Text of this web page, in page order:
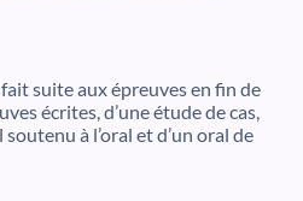
suite aux épreuves en fin de
écrites, d’une étude de cas,
à l’oral et d’un oral de